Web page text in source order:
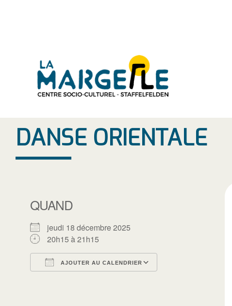
DANSE ORIENTALE
QUAND
jeudi 18 décembre 2025
20h15 à 21h15
AJOUTER AU CALENDRIER